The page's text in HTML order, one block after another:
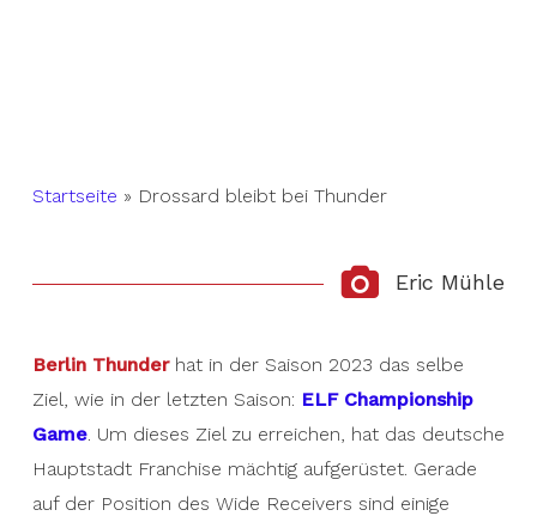
Startseite » Drossard bleibt bei Thunder
Eric Mühle
Berlin Thunderhat in der Saison 2023 das selbe
Ziel, wie in der letzten Saison: ELF Championship
Game. Um dieses Ziel zu erreichen, hat das deutsche
Hauptstadt Franchise mächtig aufgerüstet. Gerade
auf der Position des Wide Receivers sind einige